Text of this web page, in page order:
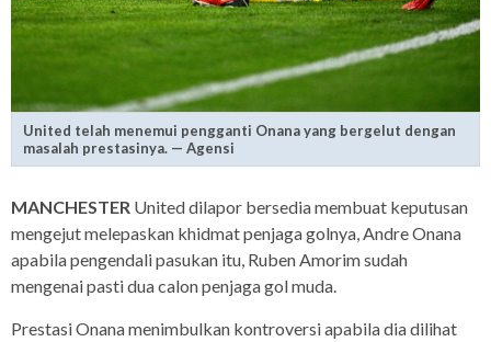
United telah menemui pengganti Onana yang bergelut dengan
masalah prestasinya. — Agensi
MANCHESTER United dilapor bersedia membuat keputusan
mengejut melepaskan khidmat penjaga golnya, Andre Onana
apabila pengendali pasukan itu, Ruben Amorim sudah
mengenai pasti dua calon penjaga gol muda.
Prestasi Onana menimbulkan kontroversi apabila dia dilihat